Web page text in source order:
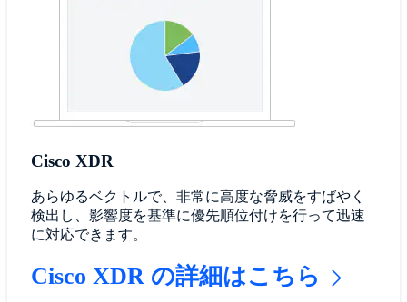
Cisco XDR
あらゆるベクトルで、非常に高度な脅威をすばやく
検出し、影響度を基準に優先順位付けを行って迅速
に対応できます。
Cisco XDR の詳細はこちら